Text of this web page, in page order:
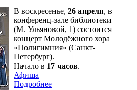
В воскресенье, 26 апреля, в
конференц-зале библиотеки
(М. Ульяновой, 1) состоится
концерт Молодёжного хора
«Полигимния» (Санкт-
Петербург).
Начало в 17 часов.
Афиша
Подробнее